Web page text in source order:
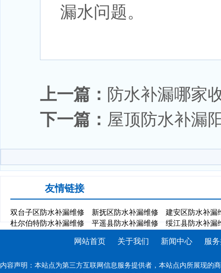
漏水问题。
上一篇： 防水补漏哪家
下一篇： 屋顶防水补漏
友情链接
双台子区防水补漏维修 新抚区防水补漏维修
建安区防水补漏
杜尔伯特防水补漏维修
平遥县防水补漏维修 绥江县防水补漏
网站首页 关于我们 新闻中心 服
内容声明：本站点为第三方互联网信息服务提供者，本站点内所展现的